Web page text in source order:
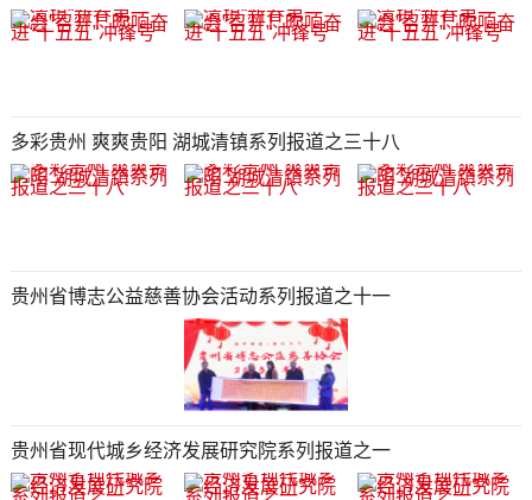
多彩贵州 爽爽贵阳 湖城清镇系列报道之三十八
贵州省博志公益慈善协会活动系列报道之十一
贵州省现代城乡经济发展研究院系列报道之一